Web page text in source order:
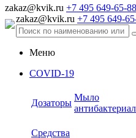
zakaz@kvik.ru +7 495 649-65-88
zakaz@kvik.ru +7 495 649-
Меню
COVID-19
Дозаторы
Мыло
Средства